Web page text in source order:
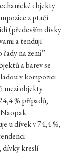
objekty
z ptačí
(především dívky
a tendují
na zemi”
a barev se
v kompozici
mezi objekty.
% případů,
Naopak
u dívek v 74,4 %,
dívky kreslí